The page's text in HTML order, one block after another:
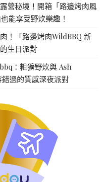
營秘境！開箱「路邊烤肉風
能享受野炊樂趣！
！「路邊烤肉WildBBQ 新
生日派對
：粗獷野炊與 Ash
過的質感深夜派對